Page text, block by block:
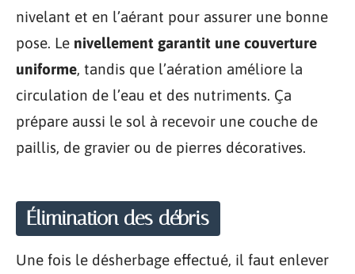
nivelant et en l’aérant pour assurer une bonne
pose. Le nivellement garantit une couverture
uniforme, tandis que l’aération améliore la
circulation de l’eau et des nutriments. Ça
prépare aussi le sol à recevoir une couche de
paillis, de gravier ou de pierres décoratives.
Élimination des débris
Une fois le désherbage effectué, il faut enlever